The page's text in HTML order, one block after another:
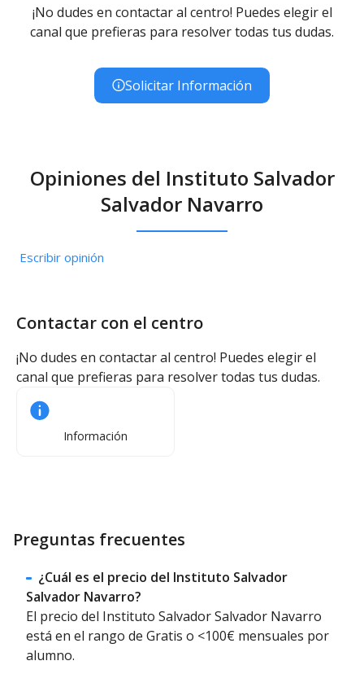
¡No dudes en contactar al centro! Puedes elegir el
canal que prefieras para resolver todas tus dudas.
Solicitar Información
Opiniones del Instituto Salvador
Salvador Navarro
Escribir opinión
Contactar con el centro
¡No dudes en contactar al centro! Puedes elegir el
canal que prefieras para resolver todas tus dudas.
Información
Preguntas frecuentes
¿Cuál es el precio del Instituto Salvador
Salvador Navarro?
El precio del Instituto Salvador Salvador Navarro
está en el rango de Gratis o <100€ mensuales por
alumno.